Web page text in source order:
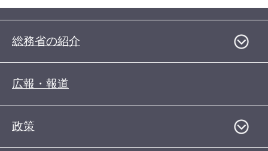
総務省の紹介
広報・報道
政策